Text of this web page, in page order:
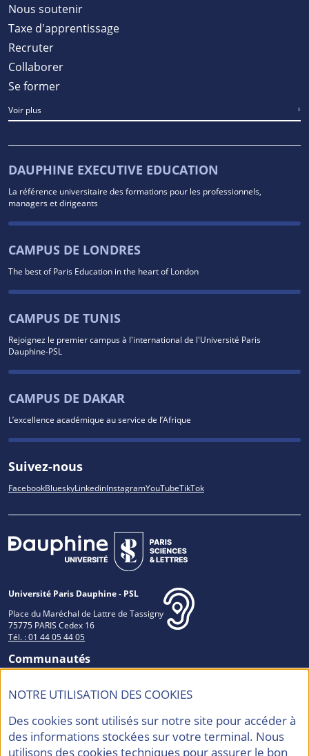
NOTRE UTILISATION DES COOKIES
Des cookies sont utilisés sur notre site pour accéder à
des informations stockées sur votre terminal. Nous
utilisons des cookies techniques pour assurer le bon
Nous soutenir
Taxe d'apprentissage
Recruter
Collaborer
Se former
Voir plus
DAUPHINE EXECUTIVE EDUCATION
La référence universitaire des formations pour les professionnels,
managers et dirigeants
CAMPUS DE LONDRES
The best of Paris Education in the heart of London
CAMPUS DE TUNIS
Rejoignez le premier campus à l'international de l'Université Paris
Dauphine-PSL
CAMPUS DE DAKAR
L’excellence académique au service de l’Afrique
Suivez-nous
FacebookBlueskyLinkedinInstagramYouTubeTikTok
Université Paris Dauphine - PSL
Place du Maréchal de Lattre de Tassigny
75775 PARIS Cedex 16
Tél. : 01 44 05 44 05
Communautés
Accréditations et Labels